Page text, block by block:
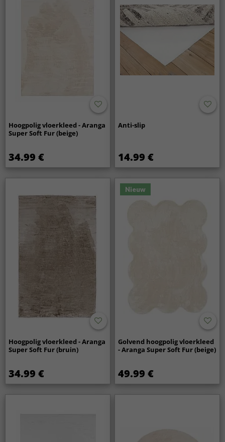
Hoogpolig vloerkleed - Aranga
Super Soft Fur (beige)
34.99 €
Anti-slip
14.99 €
Hoogpolig vloerkleed - Aranga
Super Soft Fur (bruin)
34.99 €
Nieuw
Golvend hoogpolig vloerkleed
- Aranga Super Soft Fur (beige)
49.99 €